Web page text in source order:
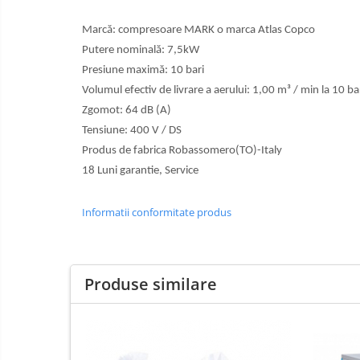
Marcă: compresoare MARK o marca Atlas Copco
Putere nominală: 7,5kW
Presiune maximă: 10 bari
Volumul efectiv de livrare a aerului: 1,00 m³ / min la 10
Zgomot: 64 dB (A)
Tensiune: 400 V / DS
Produs de fabrica Robassomero(TO)-Italy
18 Luni garantie, Service
Informatii conformitate produs
Produse similare